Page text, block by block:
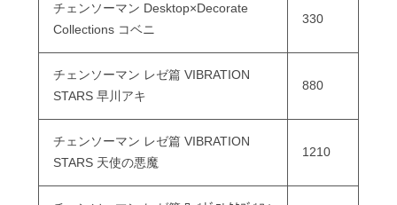
チェンソーマン Desktop×Decorate
Collections コベニ
330
チェンソーマン レゼ篇 VIBRATION
STARS 早川アキ
880
チェンソーマン レゼ篇 VIBRATION
STARS 天使の悪魔
1210